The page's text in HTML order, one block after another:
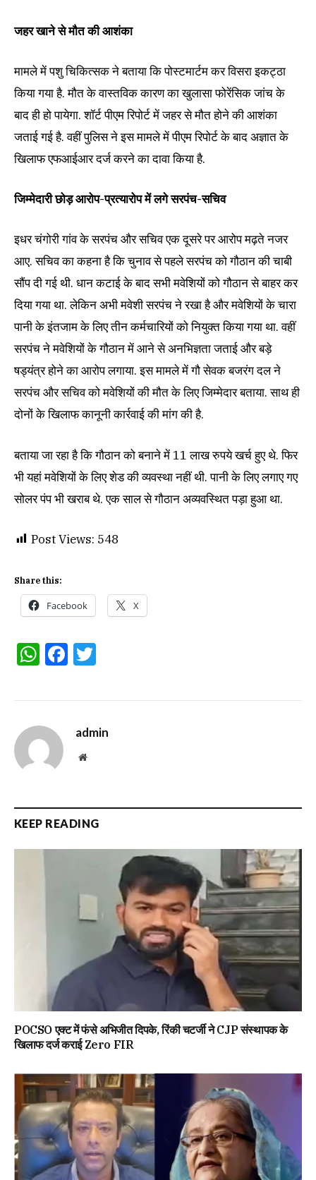
जहर खाने से मौत की आशंका
मामले में पशु चिकित्सक ने बताया कि पोस्टमार्टम कर विसरा इकट्ठा
किया गया है. मौत के वास्तविक कारण का खुलासा फोरेंसिक जांच के
बाद ही हो पायेगा. शॉर्ट पीएम रिपोर्ट में जहर से मौत होने की आशंका
जताई गई है. वहीं पुलिस ने इस मामले में पीएम रिपोर्ट के बाद अज्ञात के
खिलाफ एफआईआर दर्ज करने का दावा किया है.
जिम्मेदारी छोड़ आरोप-प्रत्यारोप में लगे सरपंच-सचिव
इधर चंगोरी गांव के सरपंच और सचिव एक दूसरे पर आरोप मढ़ते नजर
आए. सचिव का कहना है कि चुनाव से पहले सरपंच को गौठान की चाबी
सौंप दी गई थी. धान कटाई के बाद सभी मवेशियों को गौठान से बाहर कर
दिया गया था. लेकिन अभी मवेशी सरपंच ने रखा है और मवेशियों के चारा
पानी के इंतजाम के लिए तीन कर्मचारियों को नियुक्त किया गया था. वहीं
सरपंच ने मवेशियों के गौठान में आने से अनभिज्ञता जताई और बड़े
षड्यंत्र होने का आरोप लगाया. इस मामले में गौ सेवक बजरंग दल ने
सरपंच और सचिव को मवेशियों की मौत के लिए जिम्मेदार बताया. साथ ही
दोनों के खिलाफ कानूनी कार्रवाई की मांग की है.
बताया जा रहा है कि गौठान को बनाने में 11 लाख रुपये खर्च हुए थे. फिर
भी यहां मवेशियों के लिए शेड की व्यवस्था नहीं थी. पानी के लिए लगाए गए
सोलर पंप भी खराब थे. एक साल से गौठान अव्यवस्थित पड़ा हुआ था.
Post Views: 548
Share this:
Facebook X
WhatsApp
Facebook
admin
Website
KEEP READING
POCSO एक्ट में फंसे अभिजीत दिपके, रिंकी चटर्जी ने CJP संस्थापक के
खिलाफ दर्ज कराई Zero FIR